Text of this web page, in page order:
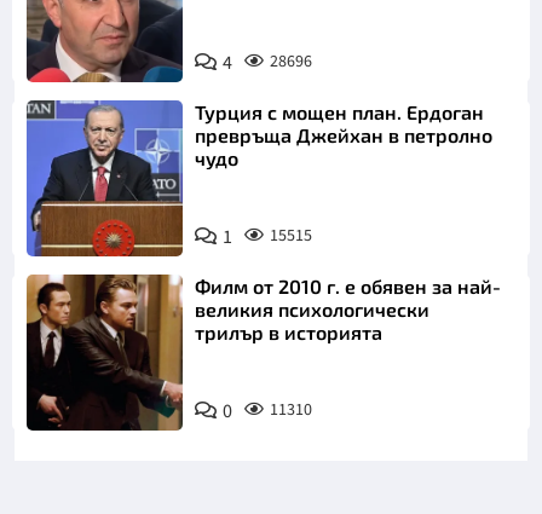
4 28696
Турция с мощен план. Ердоган
превръща Джейхан в петролно
чудо
1 15515
Филм от 2010 г. е обявен за най-
великия психологически
трилър в историята
0 11310